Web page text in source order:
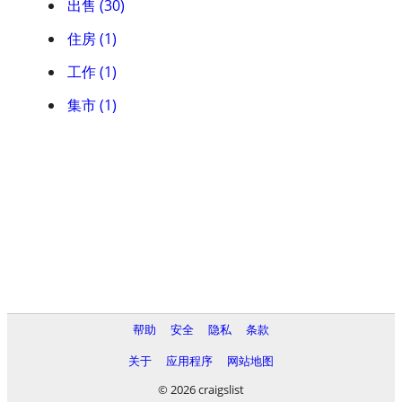
出售 (30)
住房 (1)
工作 (1)
集市 (1)
帮助 安全 隐私
条款
关于
应用程序
网站地图
© 2026 craigslist